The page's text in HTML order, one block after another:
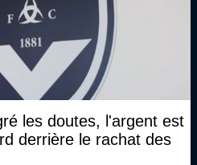
les doutes, l'argent est
derrière le rachat des